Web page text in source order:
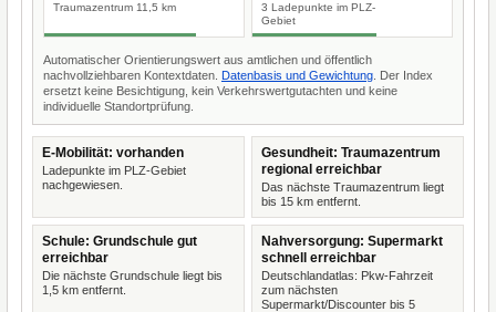
Traumazentrum 11,5 km
3 Ladepunkte im PLZ-
Gebiet
Automatischer Orientierungswert aus amtlichen und öffentlich
nachvollziehbaren Kontextdaten. Datenbasis und Gewichtung . Der Index
ersetzt keine Besichtigung, kein Verkehrswertgutachten und keine
individuelle Standortprüfung.
E-Mobilität: vorhanden
Ladepunkte im PLZ-Gebiet
nachgewiesen.
Gesundheit: Traumazentrum
regional erreichbar
Das nächste Traumazentrum liegt
bis 15 km entfernt.
Schule: Grundschule gut
erreichbar
Die nächste Grundschule liegt bis
1,5 km entfernt.
Nahversorgung: Supermarkt
schnell erreichbar
Deutschlandatlas: Pkw-Fahrzeit
zum nächsten
Supermarkt/Discounter bis 5